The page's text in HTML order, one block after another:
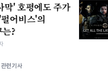
막' 호평에도 주가
어비스'의
는?
련기사